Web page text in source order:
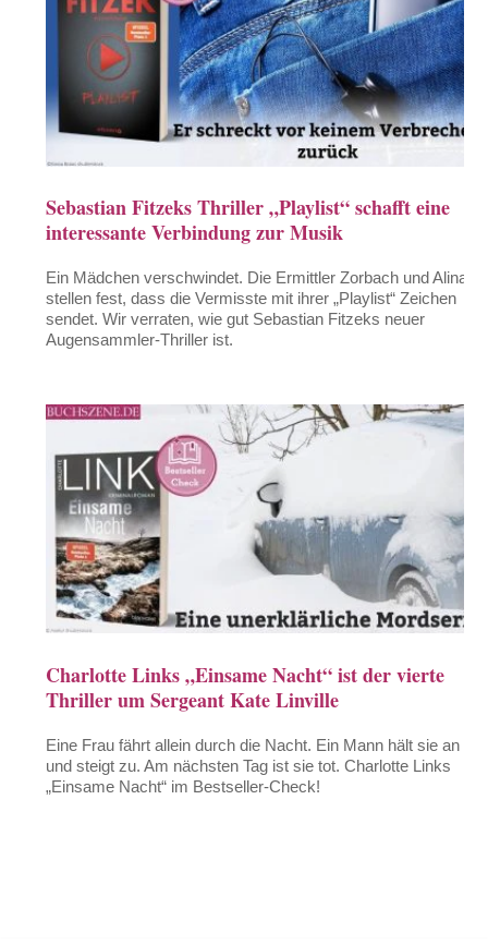
Sebastian Fitzeks Thriller „Playlist“ schafft eine
interessante Verbindung zur Musik
Ein Mädchen verschwindet. Die Ermittler Zorbach und Alina
stellen fest, dass die Vermisste mit ihrer „Playlist“ Zeichen
sendet. Wir verraten, wie gut Sebastian Fitzeks neuer
Augensammler-Thriller ist.
Charlotte Links „Einsame Nacht“ ist der vierte
Thriller um Sergeant Kate Linville
Eine Frau fährt allein durch die Nacht. Ein Mann hält sie an
und steigt zu. Am nächsten Tag ist sie tot. Charlotte Links
„Einsame Nacht“ im Bestseller-Check!